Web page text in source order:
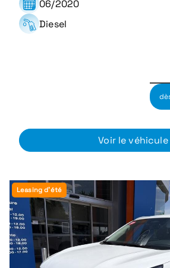
06/2020
Diesel
Voir le véhicule
Leasing d'été